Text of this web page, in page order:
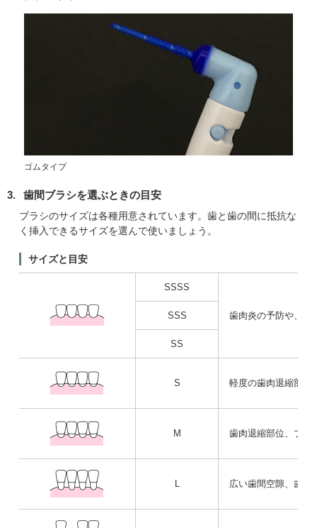
ゴムタイプ
3. 歯間ブラシを選ぶときの目安
ブラシのサイズは各種用意されています。歯と歯の間に抵抗な
く挿入できるサイズを選んで使いましょう。
サイズと目安
SSSS
歯肉炎の予防や、狭
SSS
SS
S 軽度の歯肉退縮部位
M 歯肉退縮部位、ブリ
L 広い歯間空隙、歯根